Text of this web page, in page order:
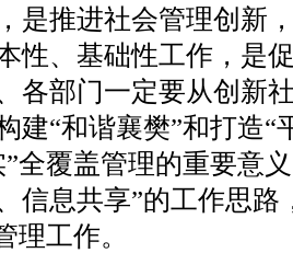
是推进社会管理创新
性、基础性工作，是
各部门一定要从创新
建“和谐襄樊”和打造“
全覆盖管理的重要意
信息共享”的工作思
理工作。